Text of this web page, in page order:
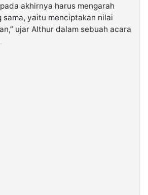
akhirnya harus mengarah
sama, yaitu menciptakan nilai
ujar Althur dalam sebuah acara